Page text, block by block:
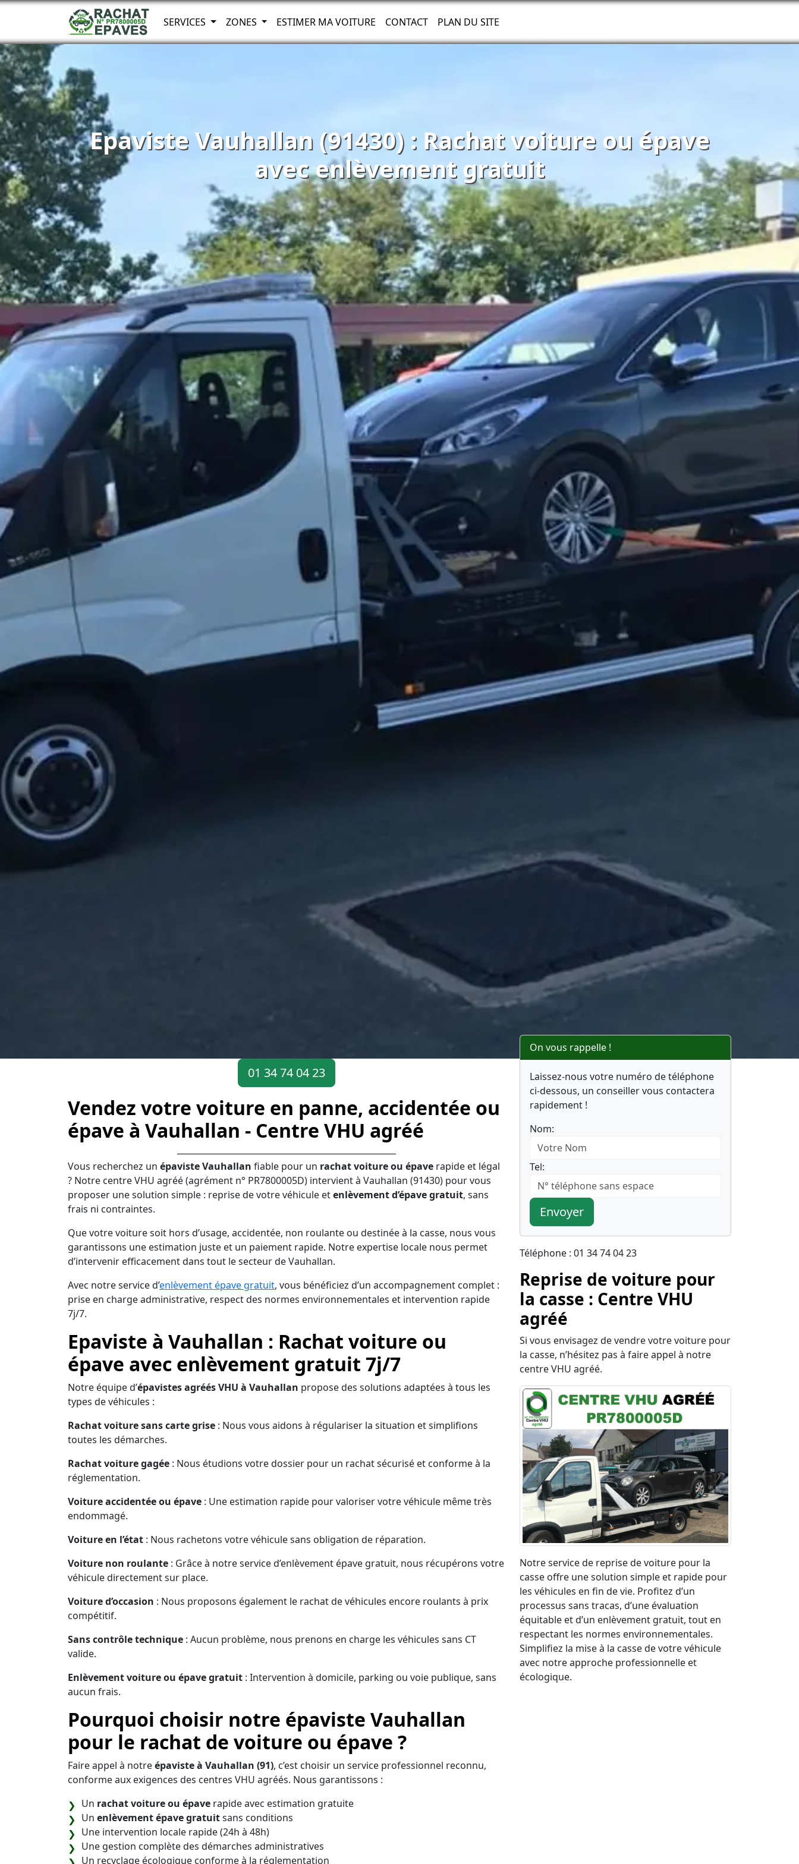
SERVICES ZONES ESTIMER MA VOITURE CONTACT PLAN DU SITE
Epaviste Vauhallan (91430) : Rachat voiture ou épave
avec enlèvement gratuit
01 34 74 04 23
Vendez votre voiture en panne, accidentée ou
épave à Vauhallan - Centre VHU agréé
Vous recherchez un épaviste Vauhallan fiable pour un rachat voiture ou épave rapide et légal
? Notre centre VHU agréé (agrément n° PR7800005D) intervient à Vauhallan (91430) pour vous
proposer une solution simple : reprise de votre véhicule etenlèvement d’épave gratuit, sans
frais ni contraintes.
Que votre voiture soit hors d’usage, accidentée, non roulante ou destinée à la casse, nous vous
garantissons une estimation juste et un paiement rapide. Notre expertise locale nous permet
d’intervenir efficacement dans tout le secteur de Vauhallan.
Avec notre service d’enlèvement épave gratuit, vous bénéficiez d’un accompagnement complet :
prise en charge administrative, respect des normes environnementales et intervention rapide
7j/7.
Epaviste à Vauhallan : Rachat voiture ou
épave avec enlèvement gratuit 7j/7
Notre équipe d’épavistes agréés VHU à Vauhallan propose des solutions adaptées à tous les
types de véhicules :
Rachat voiture sans carte grise : Nous vous aidons à régulariser la situation et simplifions
toutes les démarches.
Rachat voiture gagée : Nous étudions votre dossier pour un rachat sécurisé et conforme à la
réglementation.
Voiture accidentée ou épave : Une estimation rapide pour valoriser votre véhicule même très
endommagé.
Voiture en l’état : Nous rachetons votre véhicule sans obligation de réparation.
Voiture non roulante : Grâce à notre service d’enlèvement épave gratuit, nous récupérons votre
véhicule directement sur place.
Voiture d’occasion : Nous proposons également le rachat de véhicules encore roulants à prix
compétitif.
Sans contrôle technique : Aucun problème, nous prenons en charge les véhicules sans CT
valide.
Enlèvement voiture ou épave gratuit : Intervention à domicile, parking ou voie publique, sans
aucun frais.
Pourquoi choisir notre épaviste Vauhallan
pour le rachat de voiture ou épave ?
Faire appel à notreépaviste à Vauhallan (91), c’est choisir un service professionnel reconnu,
conforme aux exigences des centres VHU agréés. Nous garantissons :
Un rachat voiture ou épave rapide avec estimation gratuite
Un enlèvement épave gratuitsans conditions
Une intervention locale rapide (24h à 48h)
Une gestion complète des démarches administratives
Un recyclage écologique conforme à la réglementation
On vous rappelle !
Laissez-nous votre numéro de téléphone
ci-dessous, un conseiller vous contactera
rapidement !
Nom:
Tel:
Envoyer
Téléphone : 01 34 74 04 23
Reprise de voiture pour
la casse : Centre VHU
agréé
Si vous envisagez de vendre votre voiture pour
la casse, n’hésitez pas à faire appel à notre
centre VHU agréé.
Notre service de reprise de voiture pour la
casse offre une solution simple et rapide pour
les véhicules en fin de vie. Profitez d’un
processus sans tracas, d’une évaluation
équitable et d’un enlèvement gratuit, tout en
respectant les normes environnementales.
Simplifiez la mise à la casse de votre véhicule
avec notre approche professionnelle et
écologique.